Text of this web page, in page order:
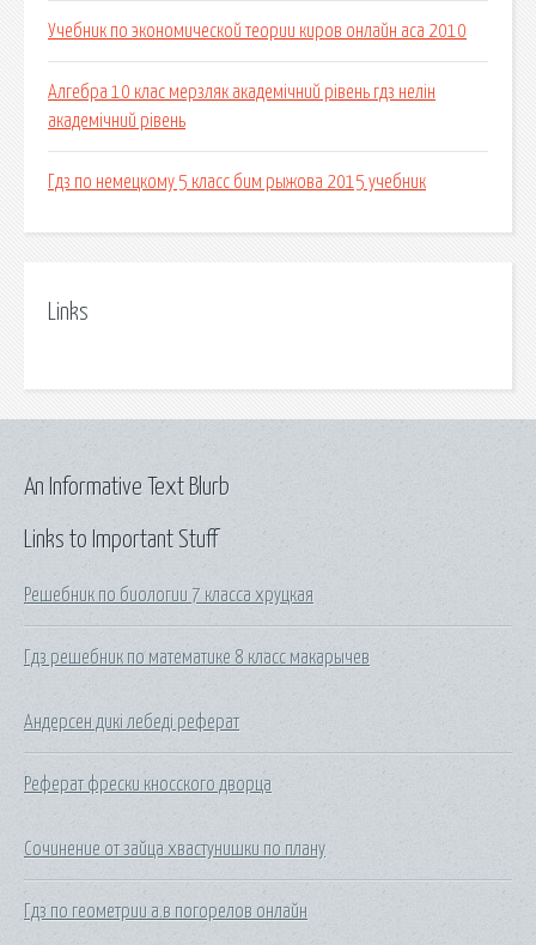
Учебник по экономической теории киров онлайн аса 2010
Алгебра 10 клас мерзляк академічний рівень гдз нелін
академічний рівень
Гдз по немецкому 5 класс бим рыжова 2015 учебник
Links
Links to Important Stuff
Решебник по биологии 7 класса хруцкая
Гдз решебник по математике 8 класс макарычев
Андерсен дикі лебеді реферат
Реферат фрески кносского дворца
Сочинение от зайца хвастунишки по плану
Гдз по геометрии а.в погорелов онлайн
An Informative Text Blurb